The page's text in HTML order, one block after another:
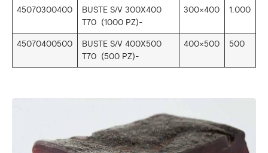
45070300400
BUSTE S/V 300X400
T70 (1000 PZ)-
300×400 1.000
45070400500
BUSTE S/V 400X500
T70 (500 PZ)-
400×500 500